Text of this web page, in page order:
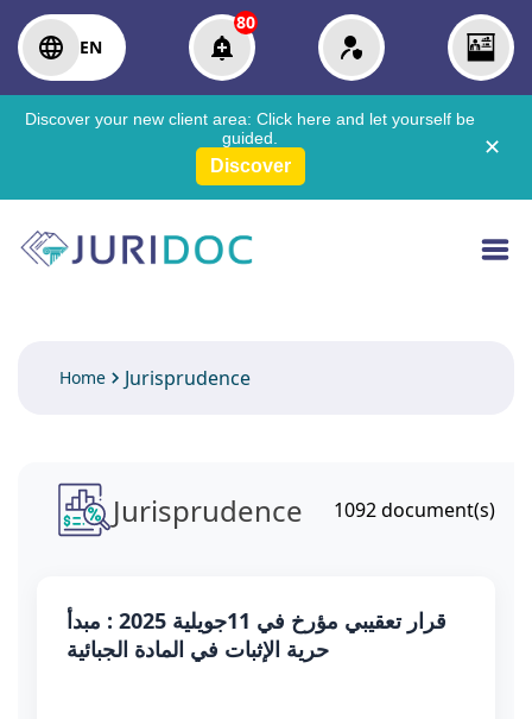
EN
80
Discover your new client area: Click here and let yourself be
guided.
Discover
✕
Home Jurisprudence
Jurisprudence 1092document(s)
قرار تعقيبي مؤرخ في 11جويلية 2025 : مبدأ
حرية الإثبات في المادة الجبائية